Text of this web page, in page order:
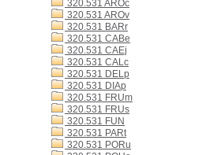
320.531 AROc
320.531 AROv
320.531 BARr
320.531 CABe
320.531 CAEj
320.531 CALc
320.531 DELp
320.531 DIAp
320.531 FRUm
320.531 FRUs
320.531 FUN
320.531 PARt
320.531 PORu